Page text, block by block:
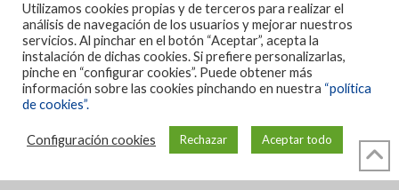
POLITICA DE COOKIES|AVISO LEGAL
DISEÑO: DIAN SISTEMAS
Utilizamos cookies propias y de terceros para realizar el
análisis de navegación de los usuarios y mejorar nuestros
servicios. Al pinchar en el botón “Aceptar”, acepta la
instalación de dichas cookies. Si prefiere personalizarlas,
pinche en “configurar cookies”. Puede obtener más
información sobre las cookies pinchando en nuestra “política
de cookies”.
Configuración cookies Rechazar Aceptar todo